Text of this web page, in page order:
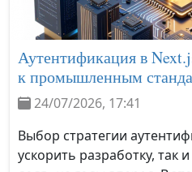
Аутентификация в
к промышленным
24/07/2026, 17:41
Выбор стратегии
ускорить разработку, так